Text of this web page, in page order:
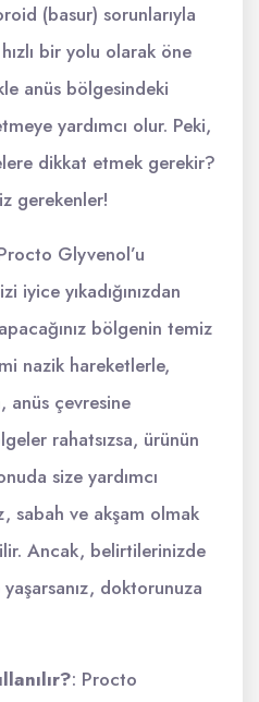
(basur) sorunlarıyla
bir yolu olarak öne
anüs bölgesindeki
yardımcı olur. Peki,
dikkat etmek gerekir?
gerekenler!
Glyvenol’u
iyice yıkadığınızdan
bölgenin temiz
nazik hareketlerle,
anüs çevresine
rahatsızsa, ürünün
size yardımcı
sabah ve akşam olmak
Ancak, belirtilerinizde
doktorunuza
: Procto